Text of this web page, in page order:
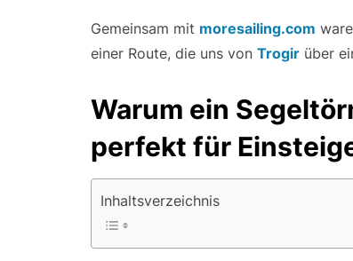
Gemeinsam mit moresailing.com
einer Route, die uns von Trogir über
Warum ein
perfekt für
Inhaltsverzeichnis